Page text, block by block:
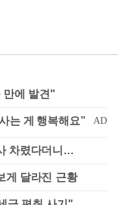
만에 발견"
차렸다더니…
게 달라진 근황